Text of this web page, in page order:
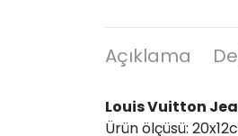
Açıklama
Louis Vuitton
Ürün ölçüsü: